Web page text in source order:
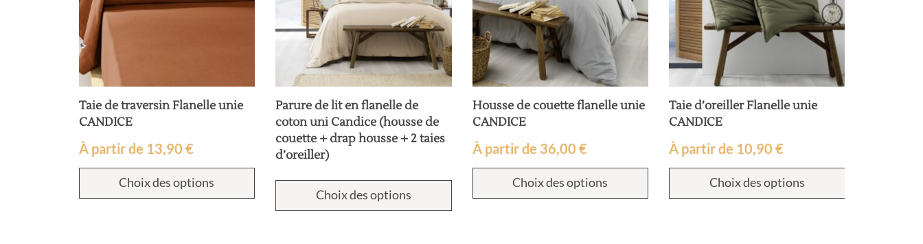
Taie de traversin Flanelle unie
CANDICE
À partir de 13,90 €
Choix des options
Parure de lit en flanelle de
coton uni Candice (housse de
couette + drap housse + 2 taies
d’oreiller)
Choix des options
Housse de couette flanelle unie
CANDICE
À partir de 36,00 €
Choix des options
Taie d’oreiller Flanelle unie
CANDICE
À partir de 10,90 €
Choix des options